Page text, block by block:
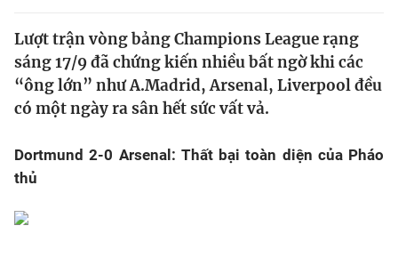
Chân dung
Sự kiện
Bóng đá
Thể thao Điện tử
Lượt trận vòng bảng Champions League rạng
sáng 17/9 đã chứng kiến nhiều bất ngờ khi các
“ông lớn” như A.Madrid, Arsenal, Liverpool đều
có một ngày ra sân hết sức vất vả.
Dortmund 2-0 Arsenal: Thất bại toàn diện của Pháo
thủ